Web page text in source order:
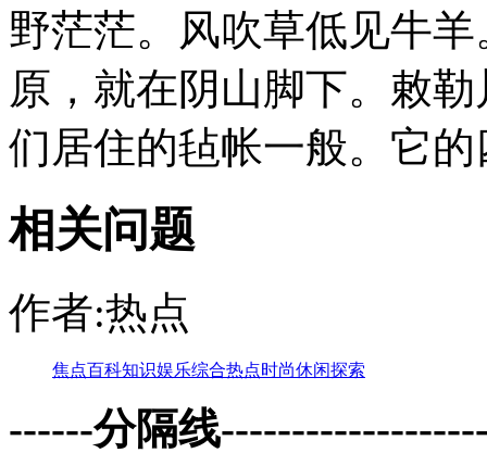
野茫茫。风吹草低见牛
原，就在阴山脚下。敕
们居住的毡帐一般。它
相关问题
作者:热点
焦点百科知识娱乐综合热点时尚休闲探索
------分隔线